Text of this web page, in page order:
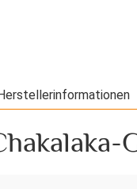
Herstellerinformationen